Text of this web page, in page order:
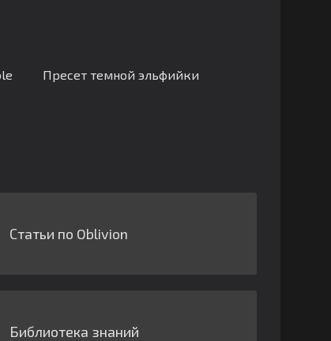
Пресет темной эльфийки
Статьи по Oblivion
Библиотека знаний